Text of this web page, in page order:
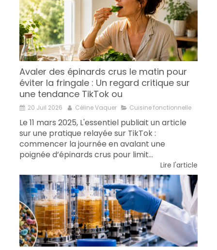
Avaler des épinards crus le matin pour
éviter la fringale : Un regard critique sur
une tendance TikTok ou
20 Juil 2026 Céline Vaquer Cuisine fonctionnelle
Le 11 mars 2025, L'essentiel publiait un article
sur une pratique relayée sur TikTok :
commencer la journée en avalant une
poignée d’épinards crus pour limit...
Lire l'article